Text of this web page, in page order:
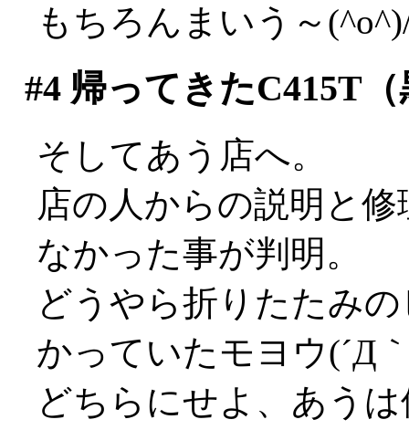
もちろんまいう～
#4帰ってきたC415T（
そしてあう店へ。
店の人からの説明と
なかった事が判明。
どうやら折りたたみ
かっていたモヨウ(´Д
どちらにせよ、あう